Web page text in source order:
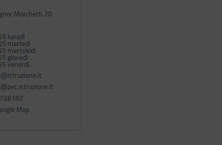
Marchetti 20
lunedì
martedì
mercoledì
giovedì
venerdì
Map